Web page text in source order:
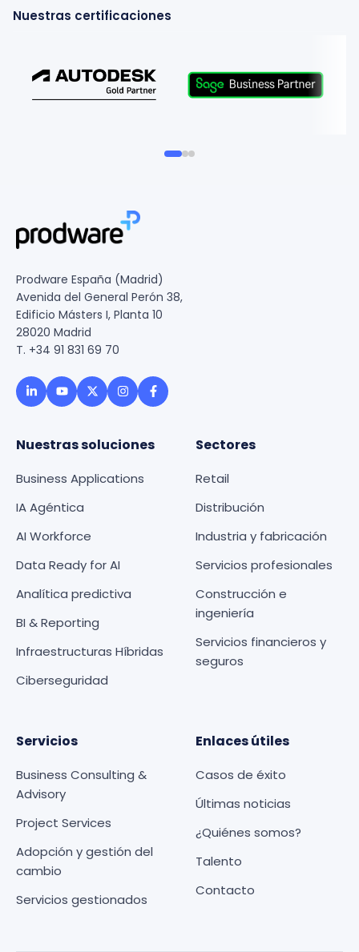
Nuestras certificaciones
Prodware España (Madrid)
Avenida del General Perón 38,
Edificio Másters I, Planta 10
28020 Madrid
T. +34 91 831 69 70
Nuestras soluciones
Business Applications
IA Agéntica
AI Workforce
Data Ready for AI
Analítica predictiva
BI & Reporting
Infraestructuras Híbridas
Ciberseguridad
Sectores
Retail
Distribución
Industria y fabricación
Servicios profesionales
Construcción e
ingeniería
Servicios financieros y
seguros
Servicios
Business Consulting &
Advisory
Project Services
Adopción y gestión del
cambio
Servicios gestionados
Enlaces útiles
Casos de éxito
Últimas noticias
¿Quiénes somos?
Talento
Contacto